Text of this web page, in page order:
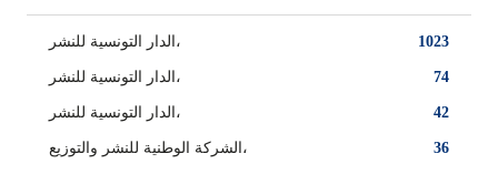
1023 الدار التونسية للنشر،
74 الدار التونسية للنشر‏،
42 ‏الدار التونسية للنشر‏،
36 الشركة الوطنية للنشر والتوزيع،